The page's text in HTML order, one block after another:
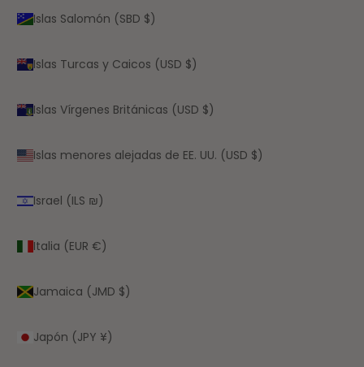
Islas Salomón (SBD $)
Islas Turcas y Caicos (USD $)
Islas Vírgenes Británicas (USD $)
Islas menores alejadas de EE. UU. (USD $)
Israel (ILS ₪)
Italia (EUR €)
Jamaica (JMD $)
Japón (JPY ¥)